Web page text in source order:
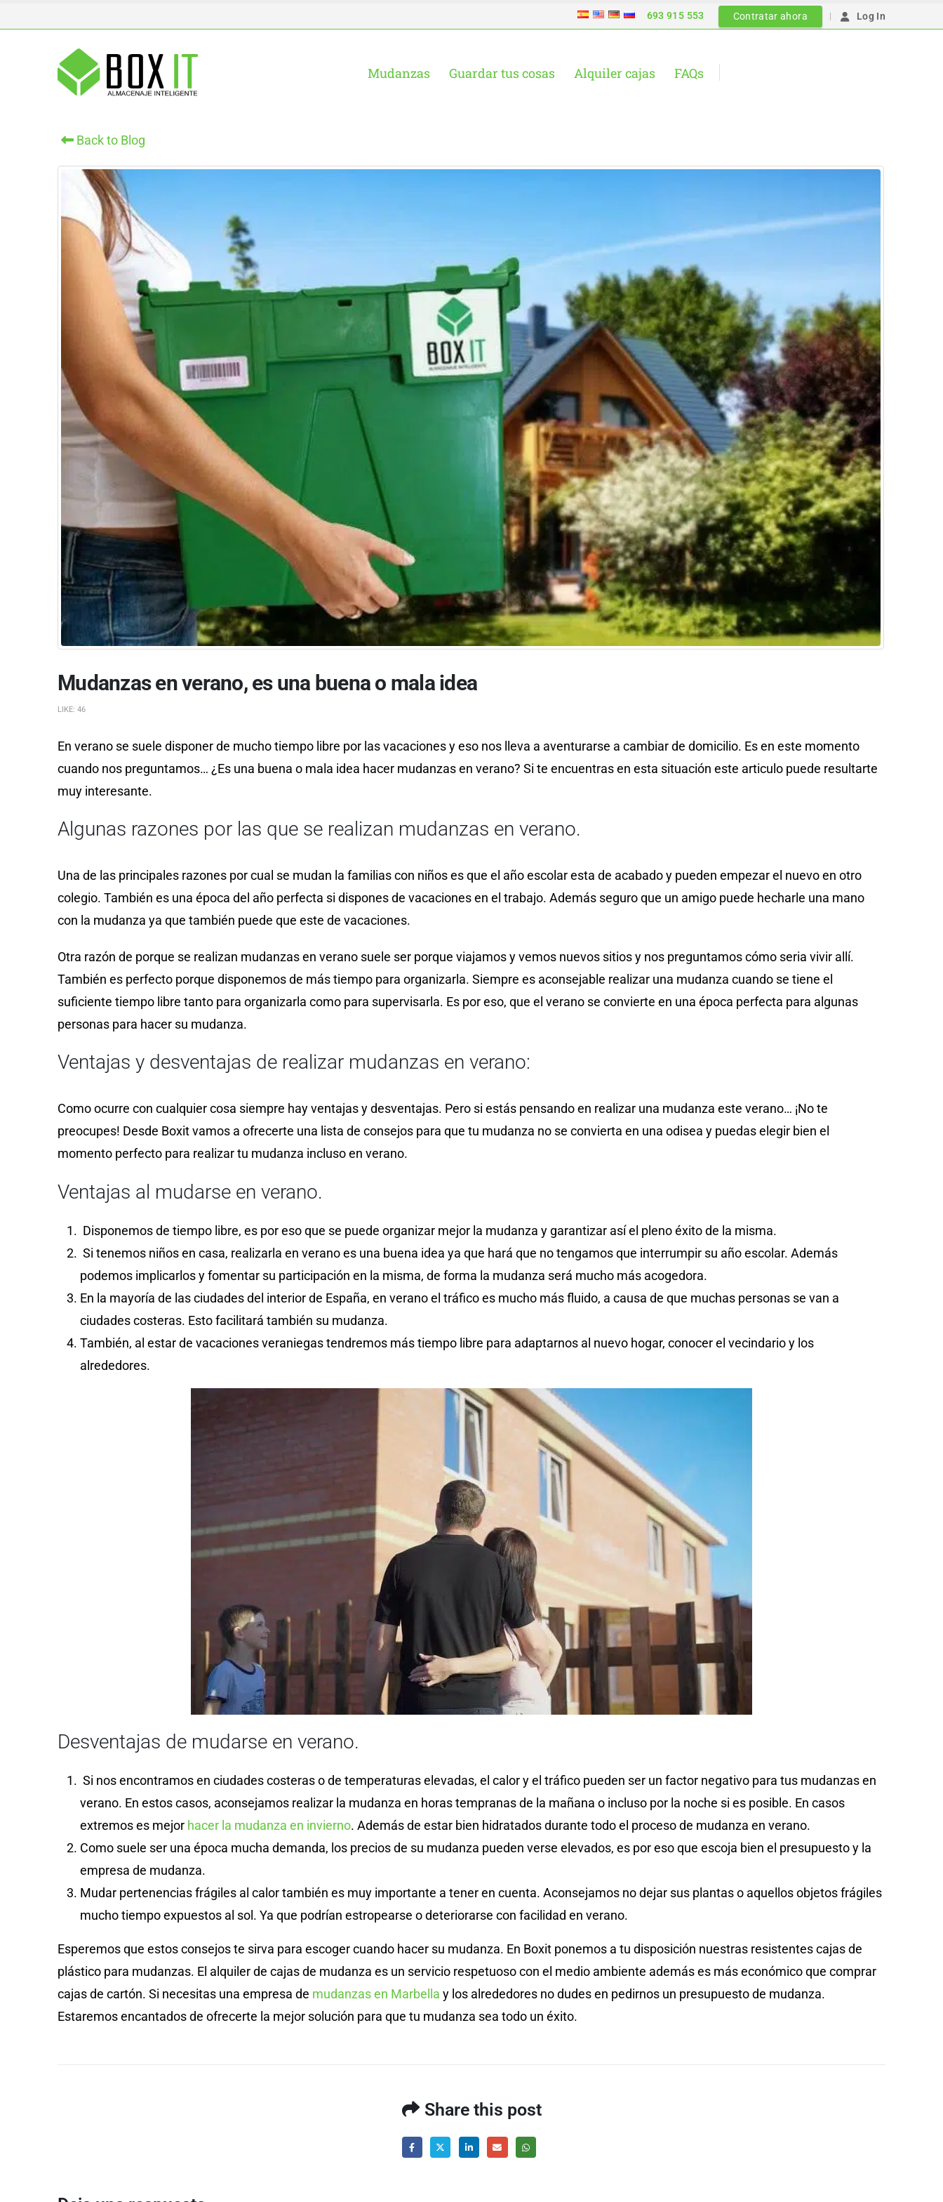
693 915 553 Contratar ahora | Log In
Mudanzas Guardar tus cosas Alquiler cajas FAQs
Back to Blog
Mudanzas en verano, es una buena o mala idea
LIKE: 46
En verano se suele disponer de mucho tiempo libre por las vacaciones y eso nos lleva a aventurarse a cambiar de domicilio. Es en este momento
cuando nos preguntamos… ¿Es una buena o mala idea hacer mudanzas en verano? Si te encuentras en esta situación este articulo puede resultarte
muy interesante.
Algunas razones por las que se realizan mudanzas en verano.
Una de las principales razones por cual se mudan la familias con niños es que el año escolar esta de acabado y pueden empezar el nuevo en otro
colegio. También es una época del año perfecta si dispones de vacaciones en el trabajo. Además seguro que un amigo puede hecharle una mano
con la mudanza ya que también puede que este de vacaciones.
Otra razón de porque se realizan mudanzas en verano suele ser porque viajamos y vemos nuevos sitios y nos preguntamos cómo seria vivir allí.
También es perfecto porque disponemos de más tiempo para organizarla. Siempre es aconsejable realizar una mudanza cuando se tiene el
suficiente tiempo libre tanto para organizarla como para supervisarla. Es por eso, que el verano se convierte en una época perfecta para algunas
personas para hacer su mudanza.
Ventajas y desventajas de realizar mudanzas en verano:
Como ocurre con cualquier cosa siempre hay ventajas y desventajas. Pero si estás pensando en realizar una mudanza este verano… ¡No te
preocupes! Desde Boxit vamos a ofrecerte una lista de consejos para que tu mudanza no se convierta en una odisea y puedas elegir bien el
momento perfecto para realizar tu mudanza incluso en verano.
Ventajas al mudarse en verano.
Disponemos de tiempo libre, es por eso que se puede organizar mejor la mudanza y garantizar así el pleno éxito de la misma.
Si tenemos niños en casa, realizarla en verano es una buena idea ya que hará que no tengamos que interrumpir su año escolar. Además
podemos implicarlos y fomentar su participación en la misma, de forma la mudanza será mucho más acogedora.
En la mayoría de las ciudades del interior de España, en verano el tráfico es mucho más fluido, a causa de que muchas personas se van a
ciudades costeras. Esto facilitará también su mudanza.
También, al estar de vacaciones veraniegas tendremos más tiempo libre para adaptarnos al nuevo hogar, conocer el vecindario y los
alrededores.
Desventajas de mudarse en verano.
Si nos encontramos en ciudades costeras o de temperaturas elevadas, el calor y el tráfico pueden ser un factor negativo para tus mudanzas en
verano. En estos casos, aconsejamos realizar la mudanza en horas tempranas de la mañana o incluso por la noche si es posible. En casos
extremos es mejor hacer la mudanza en invierno. Además de estar bien hidratados durante todo el proceso de mudanza en verano.
Como suele ser una época mucha demanda, los precios de su mudanza pueden verse elevados, es por eso que escoja bien el presupuesto y la
empresa de mudanza.
Mudar pertenencias frágiles al calor también es muy importante a tener en cuenta. Aconsejamos no dejar sus plantas o aquellos objetos frágiles
mucho tiempo expuestos al sol. Ya que podrían estropearse o deteriorarse con facilidad en verano.
Esperemos que estos consejos te sirva para escoger cuando hacer su mudanza. En Boxit ponemos a tu disposición nuestras resistentes cajas de
plástico para mudanzas. El alquiler de cajas de mudanza es un servicio respetuoso con el medio ambiente además es más económico que comprar
cajas de cartón. Si necesitas una empresa de mudanzas en Marbella y los alrededores no dudes en pedirnos un presupuesto de mudanza.
Estaremos encantados de ofrecerte la mejor solución para que tu mudanza sea todo un éxito.
Share this post